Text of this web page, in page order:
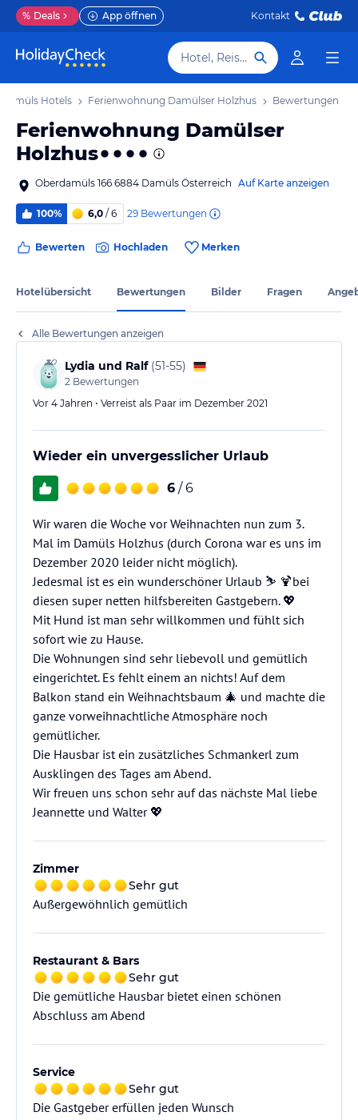
% Deals App öffnen Kontakt
Hotel, Reiseziel
Damüls Hotels Ferienwohnung Damülser Holzhus Bewertungen
Ferienwohnung Damülser
Holzhus
Oberdamüls 166 6884 Damüls Österreich Auf Karte anzeigen
100% 6,0 / 6 29 Bewertungen
Bewerten Hochladen Merken
Hotelübersicht Bewertungen Bilder Fragen
Alle Bewertungen anzeigen
Lydia und Ralf (51-55)
2 Bewertungen
Vor 4 Jahren • Verreist als Paar im Dezember 2021
Wieder ein unvergesslicher Urlaub
6 / 6
Wir waren die Woche vor Weihnachten nun zum 3.
Mal im Damüls Holzhus (durch Corona war es uns im
Dezember 2020 leider nicht möglich).
Jedesmal ist es ein wunderschöner Urlaub ⛷ 🍹bei
diesen super netten hilfsbereiten Gastgebern. 💖
Mit Hund ist man sehr willkommen und fühlt sich
sofort wie zu Hause.
Die Wohnungen sind sehr liebevoll und gemütlich
eingerichtet. Es fehlt einem an nichts! Auf dem
Balkon stand ein Weihnachtsbaum 🎄 und machte die
ganze vorweihnachtliche Atmosphäre noch
gemütlicher.
Die Hausbar ist ein zusätzliches Schmankerl zum
Ausklingen des Tages am Abend.
Wir freuen uns schon sehr auf das nächste Mal liebe
Jeannette und Walter 💖
Zimmer
Sehr gut
Außergewöhnlich gemütlich
Restaurant & Bars
Sehr gut
Die gemütliche Hausbar bietet einen schönen
Abschluss am Abend
Service
Sehr gut
Die Gastgeber erfüllen jeden Wunsch